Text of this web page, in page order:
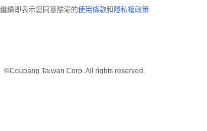
繼續即表示您同意酷澎的使用條款和 隱私權政策
©Coupang Taiwan Corp. All rights reserved.